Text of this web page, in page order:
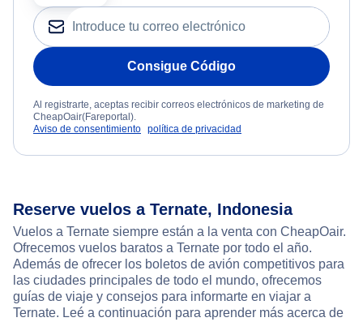
Consigue Código
Al registrarte, aceptas recibir correos electrónicos de marketing de
CheapOair(Fareportal).
Aviso de consentimiento política de privacidad
Reserve vuelos a Ternate, Indonesia
Vuelos a Ternate siempre están a la venta con CheapOair.
Ofrecemos vuelos baratos a Ternate por todo el año.
Además de ofrecer los boletos de avión competitivos para
las ciudades principales de todo el mundo, ofrecemos
guías de viaje y consejos para informarte en viajar a
Ternate. Leé a continuación para aprender más acerca de